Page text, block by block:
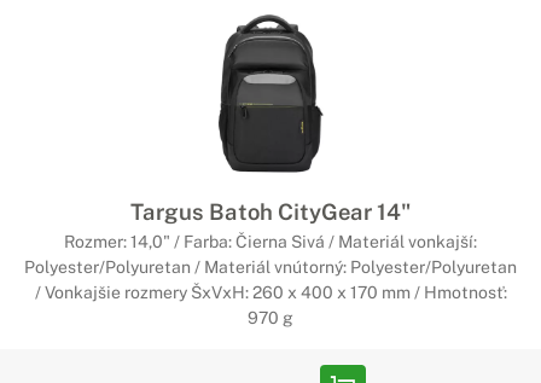
Targus Batoh CityGear 14"
Rozmer: 14,0" / Farba: Čierna Sivá / Materiál vonkajší:
Polyester/Polyuretan / Materiál vnútorný: Polyester/Polyuretan
/ Vonkajšie rozmery ŠxVxH: 260 x 400 x 170 mm / Hmotnosť:
970 g